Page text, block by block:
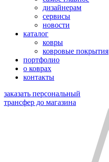
дизайнерам
сервисы
новости
каталог
ковры
ковровые покрытия
портфолио
о коврах
контакты
заказать персональный
трансфер до магазина